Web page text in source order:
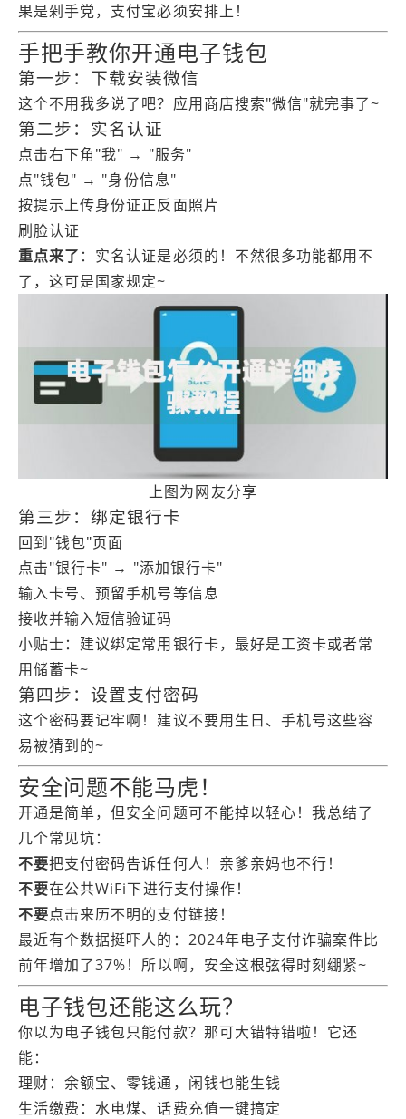
果是剁手党，支付宝必须安排上！
手把手教你开通电子钱包
第一步：下载安装微信
这个不用我多说了吧？应用商店搜索"微信"就完事了~
第二步：实名认证
点击右下角"我" → "服务"
点"钱包" → "身份信息"
按提示上传身份证正反面照片
刷脸认证
重点来了 ：实名认证是必须的！不然很多功能都用不
了，这可是国家规定~
上图为网友分享
第三步：绑定银行卡
回到"钱包"页面
点击"银行卡" → "添加银行卡"
输入卡号、预留手机号等信息
接收并输入短信验证码
小贴士：建议绑定常用银行卡，最好是工资卡或者常
用储蓄卡~
第四步：设置支付密码
这个密码要记牢啊！建议不要用生日、手机号这些容
易被猜到的~
安全问题不能马虎！
开通是简单，但安全问题可不能掉以轻心！我总结了
几个常见坑：
不要把支付密码告诉任何人！亲爹亲妈也不行！
不要在公共WiFi下进行支付操作！
不要点击来历不明的支付链接！
最近有个数据挺吓人的：2024年电子支付诈骗案件比
前年增加了37%！所以啊，安全这根弦得时刻绷紧~
电子钱包还能这么玩？
你以为电子钱包只能付款？那可大错特错啦！它还
能：
理财：余额宝、零钱通，闲钱也能生钱
生活缴费：水电煤、话费充值一键搞定